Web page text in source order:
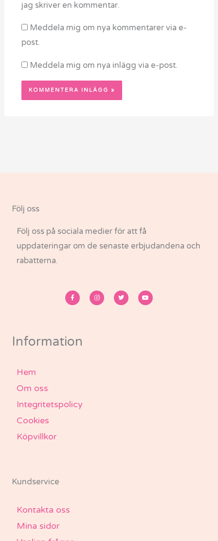
jag skriver en kommentar.
Meddela mig om nya kommentarer via e-
post.
Meddela mig om nya inlägg via e-post.
Följ oss
Följ oss på sociala medier för att få
uppdateringar om de senaste erbjudandena och
rabatterna.
a
c
e
f
n
s
t
w
i
t
o
u
t
Information
Hem
Om oss
Integritetspolicy
Cookies
Köpvillkor
Kundservice
Kontakta oss
Mina sidor